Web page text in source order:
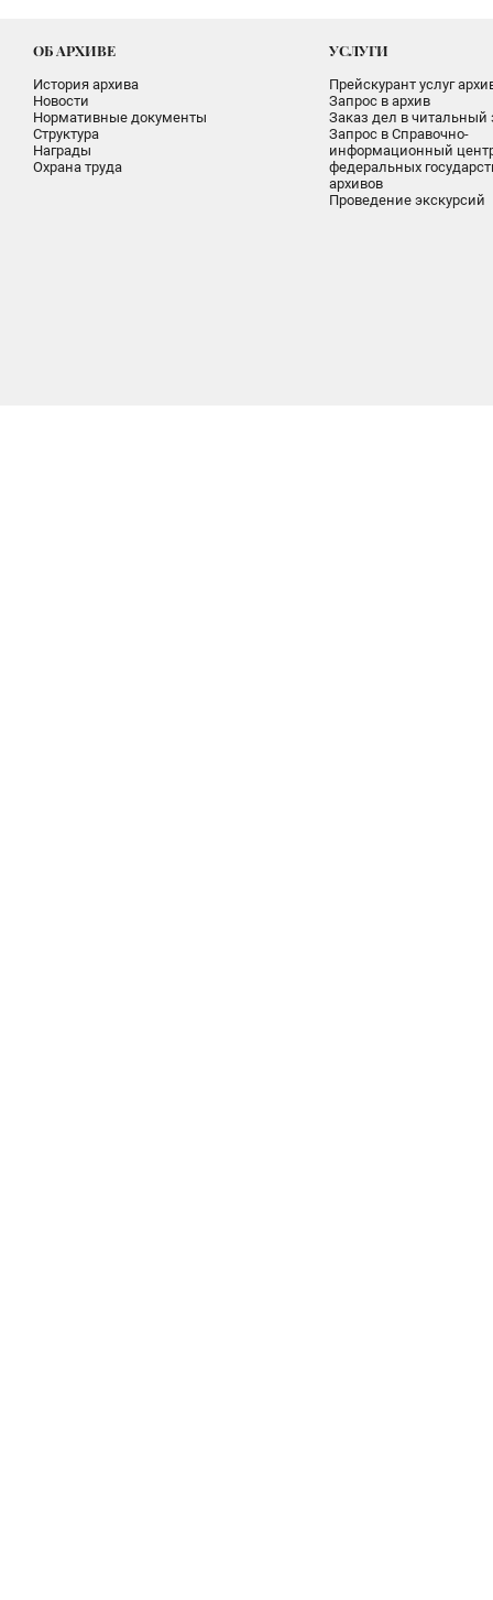
ОБ АРХИВЕ
История архива
Новости
Нормативные документы
Структура
Награды
Охрана труда
УСЛУГИ
Прейскурант услуг
Запрос в архив
Заказ дел в читальный
Запрос в Справочно-
информационный
федеральных
архивов
Проведение экскурсий